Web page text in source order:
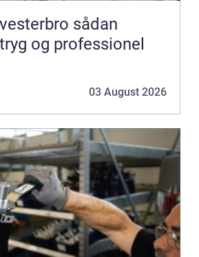
sådan
og professionel
03 August 2026